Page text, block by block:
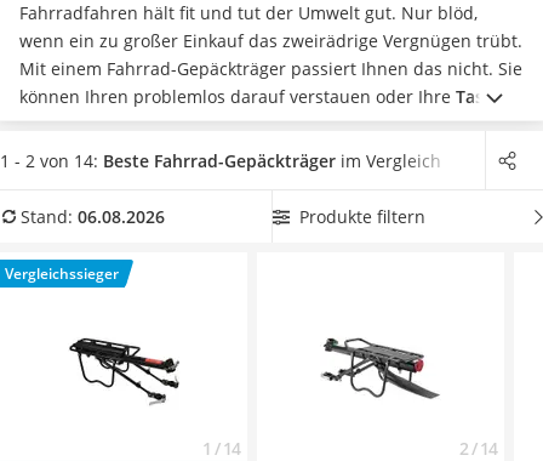
Reisetasche mit Rollen
Klimmzugstation
Koffer
Nachtsichtgerät
Faltschloss
Handgepäck-Koffer
Wanderschuhe Herren
Service
Fahrradfahren hält fit und tut der Umwelt gut. Nur blöd,
wenn ein zu großer Einkauf das zweirädrige Vergnügen trübt.
Mit einem Fahrrad-Gepäckträger passiert Ihnen das nicht. Sie
können Ihren problemlos darauf verstauen oder Ihre Tasche
auf dem Weg zur Arbeit transportieren. Achten Sie bei der
Auswahl Ihres Fahrrad-Gepäckträgers darauf, dass er die
Rennrädernsollten Sie laut Fahrrad-Gepäckträger-Tests
Überzeugt hat uns hier im August 2026 besonders das
ModellRockbros HJ1009
1 - 2 von 14: Beste Fahrrad-Gepäckträger im Vergleich
Stand: 06.08.2026 Produkte filtern
Vergleichssieger
1 / 14 2 / 14